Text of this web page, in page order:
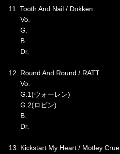
11. Tooth And Nail / Dokken
Vo.
G.
B.
Dr.
12. Round And Round / RATT
Vo.
G.1(ウォーレン)
G.2(ロビン)
B.
Dr.
13. Kickstart My Heart / Motley Crue